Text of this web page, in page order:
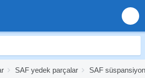
SAF yedek parçalar SAF süspansiyon